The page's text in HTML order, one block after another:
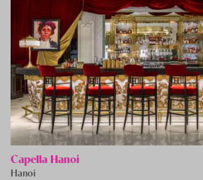
Capella Hanoi
Hanoi